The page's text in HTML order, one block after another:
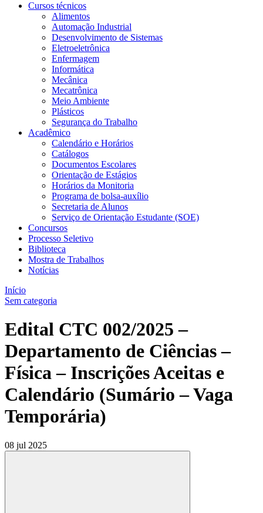
Cursos técnicos
Alimentos
Automação Industrial
Desenvolvimento de Sistemas
Eletroeletrônica
Enfermagem
Informática
Mecânica
Mecatrônica
Meio Ambiente
Plásticos
Segurança do Trabalho
Acadêmico
Calendário e Horários
Catálogos
Documentos Escolares
Orientação de Estágios
Horários da Monitoria
Programa de bolsa-auxílio
Secretaria de Alunos
Serviço de Orientação Estudante (SOE)
Concursos
Processo Seletivo
Biblioteca
Mostra de Trabalhos
Notícias
Início
Sem categoria
Edital CTC 002/2025 –
Departamento de Ciências –
Física – Inscrições Aceitas e
Calendário (Sumário – Vaga
Temporária)
08 jul 2025